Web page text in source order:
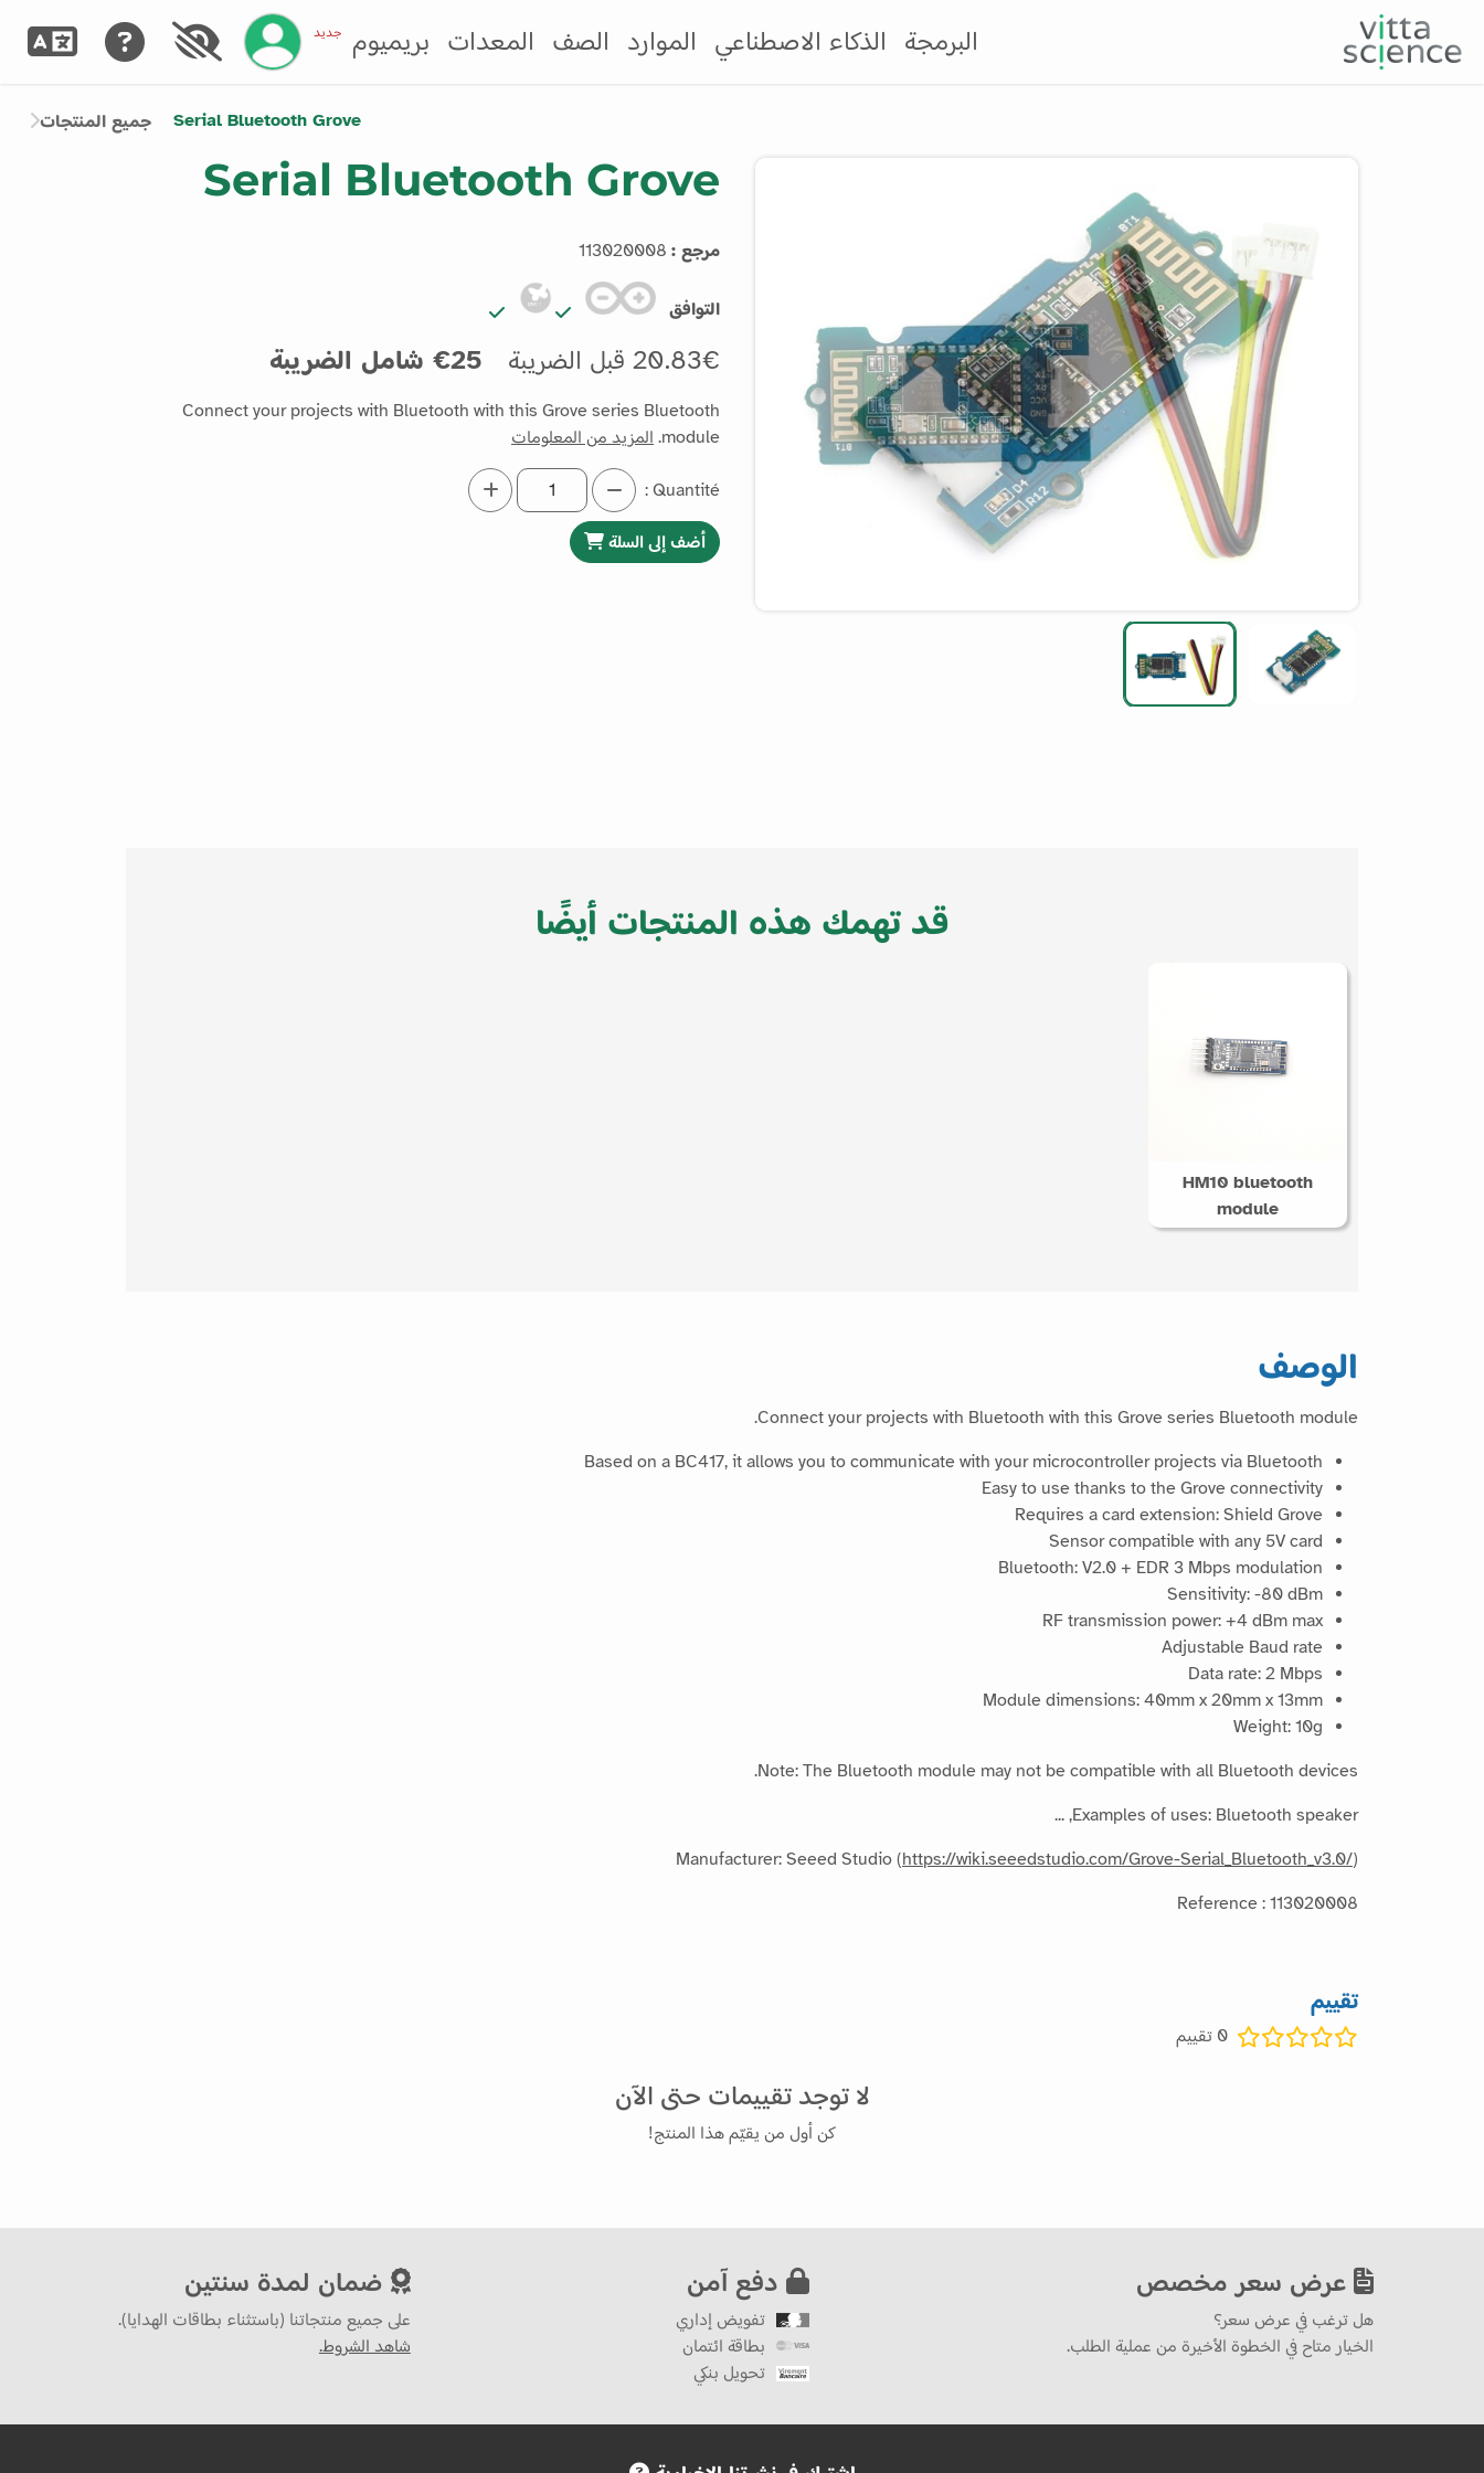
البرمجة الذكاء الاصطناعي الموارد الصف المعدات بريميوم جديد إدارة حسابك
جميع المنتجات Serial Bluetooth Grove
Serial Bluetooth Grove
مرجع :
التوافق
20.83€ قبل الضريبة 25€ شامل الضريبة
Connect your projects with Bluetooth with this Grove series Bluetooth
module. المزيد من المعلومات
Quantité :
أضف إلى السلة
قد تهمك هذه المنتجات أيضًا
HM10 bluetooth
module
الوصف
Connect your projects with Bluetooth with this Grove series Bluetooth module.
Based on a BC417, it allows you to communicate with your microcontroller projects via Bluetooth
Easy to use thanks to the Grove connectivity
Requires a card extension: Shield Grove
Sensor compatible with any 5V card
Bluetooth: V2.0 + EDR 3 Mbps modulation
Sensitivity: -80 dBm
RF transmission power: +4 dBm max
Adjustable Baud rate
Data rate: 2 Mbps
Module dimensions: 40mm x 20mm x 13mm
Weight: 10g
Note: The Bluetooth module may not be compatible with all Bluetooth devices.
Examples of uses: Bluetooth speaker, ...
Manufacturer: Seeed Studio (https://wiki.seeedstudio.com/Grove-Serial_Bluetooth_v3.0/)
Reference : 113020008
تقييم
0 تقييم
لا توجد تقييمات حتى الآن
كن أول من يقيّم هذا المنتج!
عرض سعر مخصص
هل ترغب في عرض سعر؟
الخيار متاح في الخطوة الأخيرة من عملية الطلب.
دفع آمن
تفويض إداري
بطاقة ائتمان
تحويل بنكي
ضمان لمدة سنتين
على جميع منتجاتنا (باستثناء بطاقات الهدايا).
شاهد الشروط.